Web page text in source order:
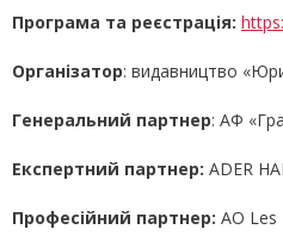
Програма та реєстрація:
Організатор: видавництво
Генеральний партнер: АФ
Експертний партнер: ADER
Професійний партнер: АО Les